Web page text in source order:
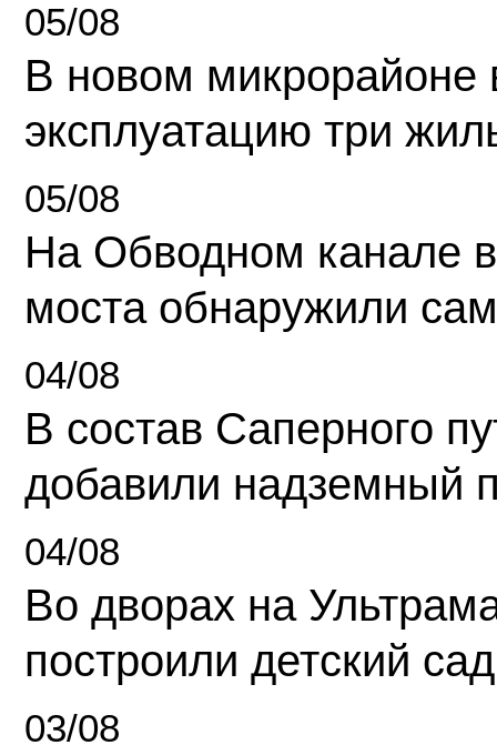
05/08
В новом микрорайоне
эксплуатацию три
05/08
На Обводном канале
моста обнаружили
04/08
В состав Саперного
добавили надземный
04/08
Во дворах на
построили детский сад
03/08